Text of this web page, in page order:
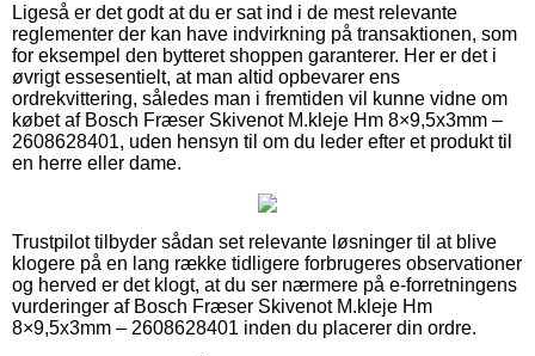
Ligeså er det godt at du er sat ind i de mest relevante
reglementer der kan have indvirkning på transaktionen, som
for eksempel den bytteret shoppen garanterer. Her er det i
øvrigt essesentielt, at man altid opbevarer ens
ordrekvittering, således man i fremtiden vil kunne vidne om
købet af Bosch Fræser Skivenot M.kleje Hm 8×9,5x3mm –
2608628401, uden hensyn til om du leder efter et produkt til
en herre eller dame.
Trustpilot tilbyder sådan set relevante løsninger til at blive
klogere på en lang række tidligere forbrugeres observationer
og herved er det klogt, at du ser nærmere på e-forretningens
vurderinger af Bosch Fræser Skivenot M.kleje Hm
8×9,5x3mm – 2608628401 inden du placerer din ordre.